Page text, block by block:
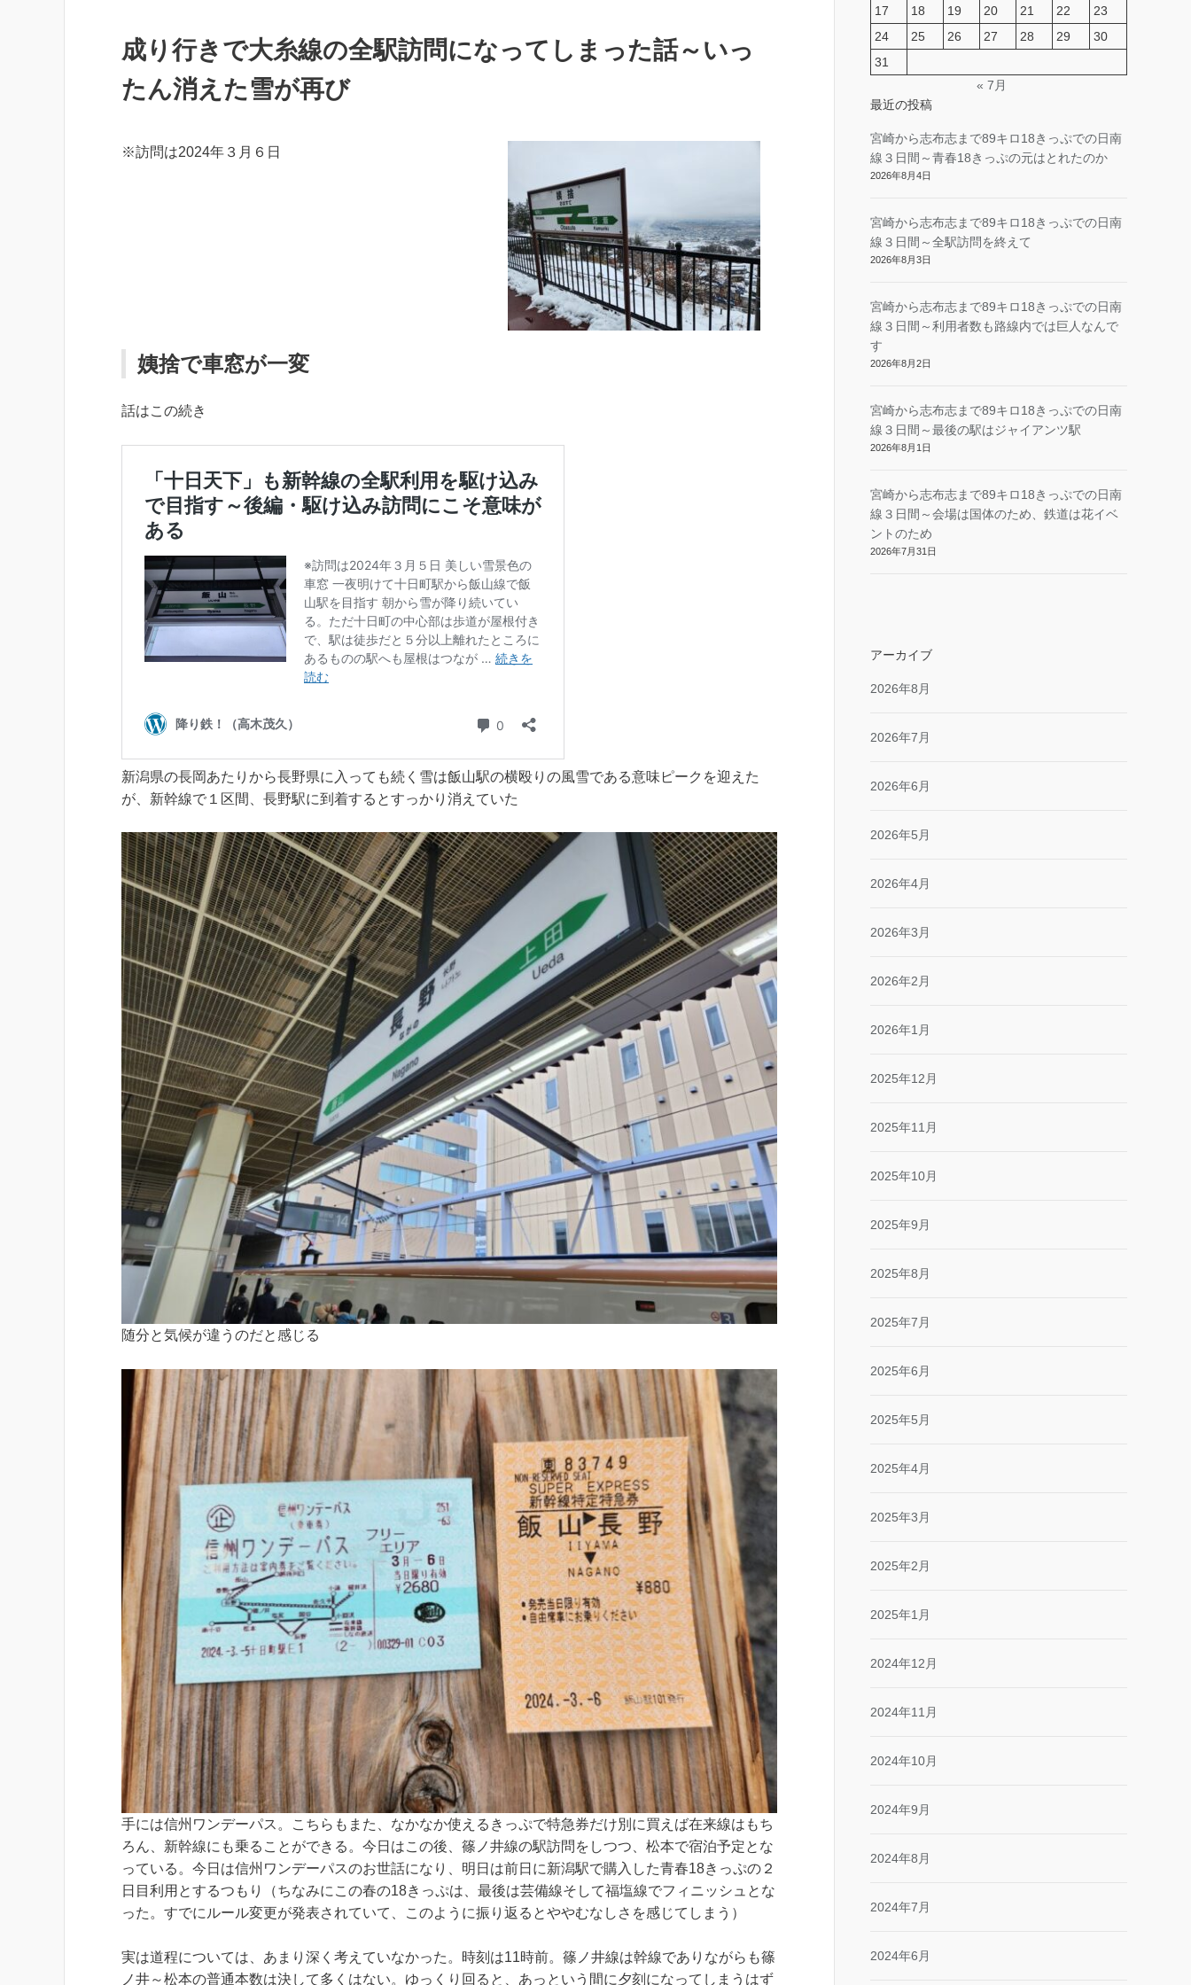
成り行きで大糸線の全駅訪問になってしまった話～いっ
たん消えた雪が再び
※訪問は2024年３月６日
姨捨で車窓が一変
話はこの続き
新潟県の長岡あたりから長野県に入っても続く雪は飯山駅の横殴りの風雪である意味ピークを迎えた
が、新幹線で１区間、長野駅に到着するとすっかり消えていた
随分と気候が違うのだと感じる
手には信州ワンデーパス。こちらもまた、なかなか使えるきっぷで特急券だけ別に買えば在来線はもち
ろん、新幹線にも乗ることができる。今日はこの後、篠ノ井線の駅訪問をしつつ、松本で宿泊予定とな
っている。今日は信州ワンデーパスのお世話になり、明日は前日に新潟駅で購入した青春18きっぷの２
日目利用とするつもり（ちなみにこの春の18きっぷは、最後は芸備線そして福塩線でフィニッシュとな
った。すでにルール変更が発表されていて、このように振り返るとややむなしさを感じてしまう）
実は道程については、あまり深く考えていなかった。時刻は11時前。篠ノ井線は幹線でありながらも篠
ノ井～松本の普通本数は決して多くはない。ゆっくり回ると、あっという間に夕刻になってしまうはず
17 18 19 20 21 22
23
24
25 26 27 28 29
30
31
« 7月
最近の投稿
宮崎から志布志まで89キロ18きっぷでの日南
線３日間～青春18きっぷの元はとれたのか
2026年8月4日
宮崎から志布志まで89キロ18きっぷでの日南
線３日間～全駅訪問を終えて
2026年8月3日
宮崎から志布志まで89キロ18きっぷでの日南
線３日間～利用者数も路線内では巨人なんで
す
2026年8月2日
宮崎から志布志まで89キロ18きっぷでの日南
線３日間～最後の駅はジャイアンツ駅
2026年8月1日
宮崎から志布志まで89キロ18きっぷでの日南
線３日間～会場は国体のため、鉄道は花イベ
ントのため
2026年7月31日
アーカイブ
2026年8月
2026年7月
2026年6月
2026年5月
2026年4月
2026年3月
2026年2月
2026年1月
2025年12月
2025年11月
2025年10月
2025年9月
2025年8月
2025年7月
2025年6月
2025年5月
2025年4月
2025年3月
2025年2月
2025年1月
2024年12月
2024年11月
2024年10月
2024年9月
2024年8月
2024年7月
2024年6月